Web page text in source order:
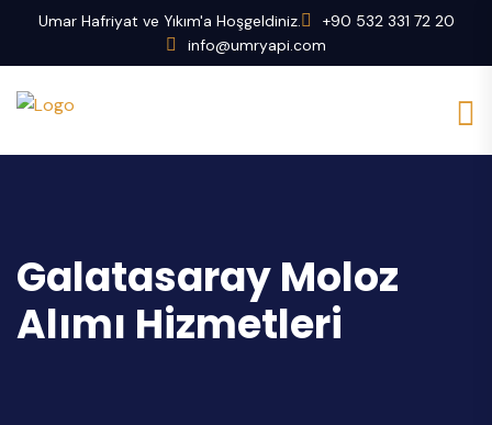
Umar Hafriyat ve Yıkım'a Hoşgeldiniz.
+90 532 331 72 20
info@umryapi.com
Galatasaray Moloz
Alımı Hizmetleri